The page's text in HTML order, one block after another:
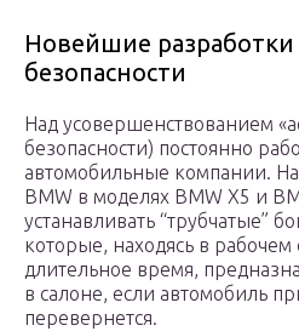
Новейшие разработки
безопасности
Над усовершенствованием
безопасности) постоянно
автомобильные компании.
BMW в моделях BMW X5 и
устанавливать “трубчатые”
которые, находясь в рабочем
длительное время,
в салоне, если автомобиль
перевернется.